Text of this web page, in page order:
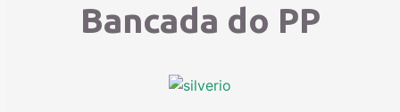
Bancada do PP